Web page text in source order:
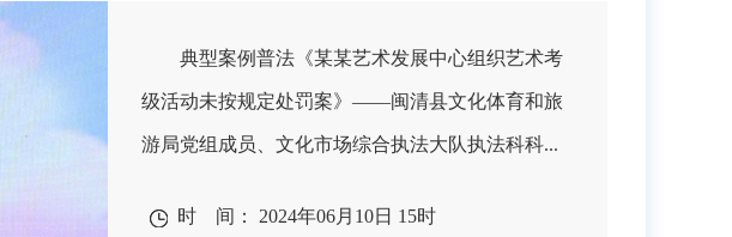
典型案例普法《某某艺术发展中心组织艺术考
级活动未按规定处罚案》——闽清县文化体育和旅
游局党组成员、文化市场综合执法大队执法科科...
时 间： 2024年06月10日 15时